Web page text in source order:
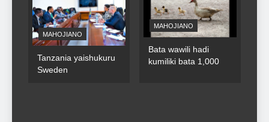
MAHOJIANO
Tanzania yaishukuru
Sweden
MAHOJIANO
Bata wawili hadi
kumiliki bata 1,000